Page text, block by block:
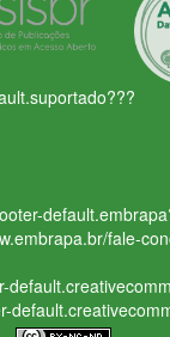
fale-